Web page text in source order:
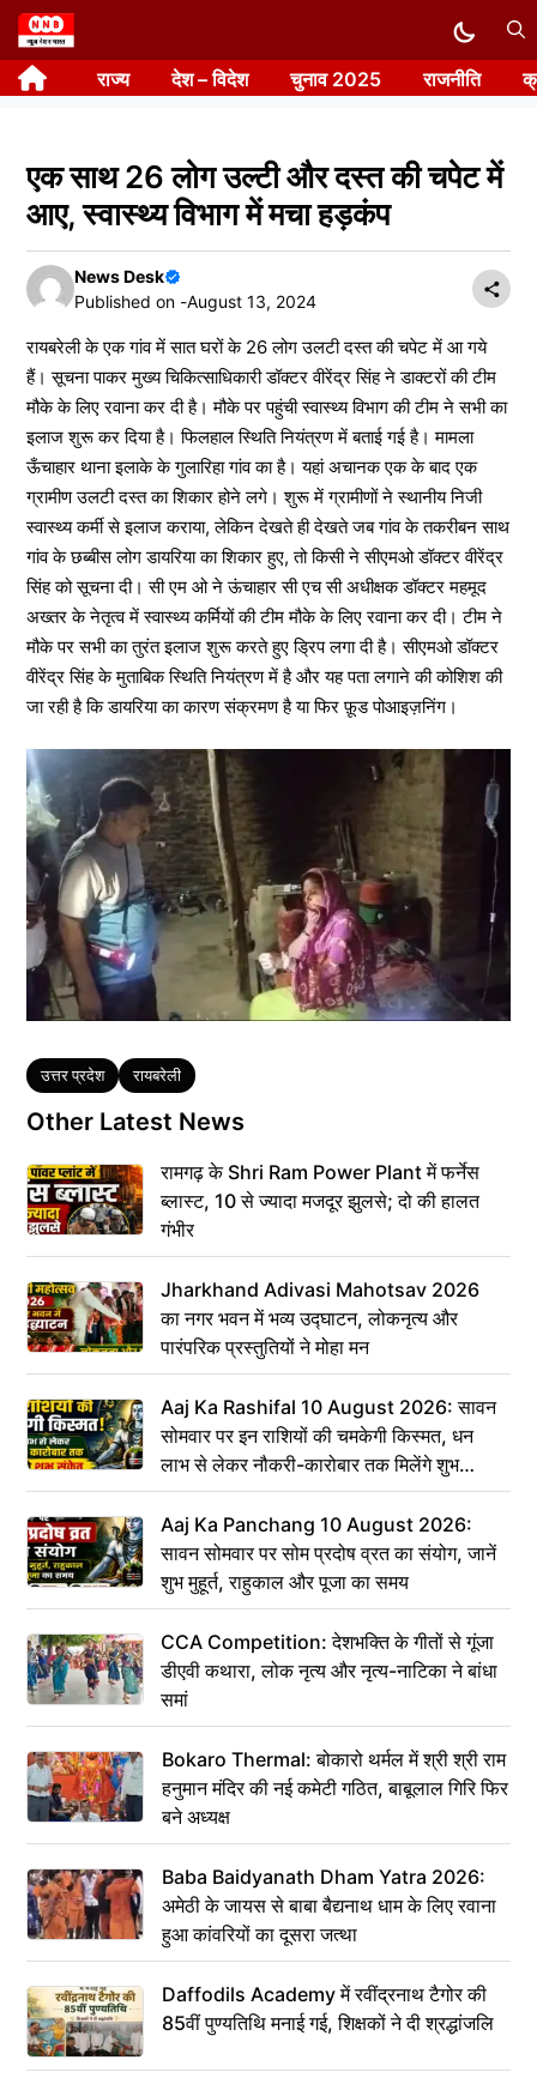
Skip
to
content राज्य देश – विदेश चुनाव 2025 राजनीति
एक साथ 26 लोग उल्टी और दस्त की चपेट में
आए, स्वास्थ्य विभाग में मचा हड़कंप
News Desk
Published on -August 13, 2024
रायबरेली के एक गांव में सात घरों के 26 लोग उलटी दस्त की चपेट में आ गये
हैं। सूचना पाकर मुख्य चिकित्साधिकारी डॉक्टर वीरेंद्र सिंह ने डाक्टरों की टीम
मौके के लिए रवाना कर दी है। मौके पर पहुंची स्वास्थ्य विभाग की टीम ने सभी का
इलाज शुरू कर दिया है। फिलहाल स्थिति नियंत्रण में बताई गई है। मामला
ऊँचाहार थाना इलाके के गुलारिहा गांव का है। यहां अचानक एक के बाद एक
ग्रामीण उलटी दस्त का शिकार होने लगे। शुरू में ग्रामीणों ने स्थानीय निजी
स्वास्थ्य कर्मी से इलाज कराया, लेकिन देखते ही देखते जब गांव के तकरीबन साथ
गांव के छब्बीस लोग डायरिया का शिकार हुए, तो किसी ने सीएमओ डॉक्टर वीरेंद्र
सिंह को सूचना दी। सी एम ओ ने ऊंचाहार सी एच सी अधीक्षक डॉक्टर महमूद
अख्तर के नेतृत्व में स्वास्थ्य कर्मियों की टीम मौके के लिए रवाना कर दी। टीम ने
मौके पर सभी का तुरंत इलाज शुरू करते हुए ड्रिप लगा दी है। सीएमओ डॉक्टर
वीरेंद्र सिंह के मुताबिक स्थिति नियंत्रण में है और यह पता लगाने की कोशिश की
जा रही है कि डायरिया का कारण संक्रमण है या फिर फ़ूड पोआइज़निंग।
Tags
उत्तर प्रदेश रायबरेली
Other Latest News
रामगढ़ के Shri Ram Power Plant में फर्नेस
ब्लास्ट, 10 से ज्यादा मजदूर झुलसे; दो की हालत
गंभीर
Jharkhand Adivasi Mahotsav 2026
का नगर भवन में भव्य उद्घाटन, लोकनृत्य और
पारंपरिक प्रस्तुतियों ने मोहा मन
Aaj Ka Rashifal 10 August 2026: सावन
सोमवार पर इन राशियों की चमकेगी किस्मत, धन
लाभ से लेकर नौकरी-कारोबार तक मिलेंगे शुभ
संकेत
Aaj Ka Panchang 10 August 2026:
सावन सोमवार पर सोम प्रदोष व्रत का संयोग, जानें
शुभ मुहूर्त, राहुकाल और पूजा का समय
CCA Competition: देशभक्ति के गीतों से गूंजा
डीएवी कथारा, लोक नृत्य और नृत्य-नाटिका ने बांधा
समां
Bokaro Thermal: बोकारो थर्मल में श्री श्री राम
हनुमान मंदिर की नई कमेटी गठित, बाबूलाल गिरि फिर
बने अध्यक्ष
Baba Baidyanath Dham Yatra 2026:
अमेठी के जायस से बाबा बैद्यनाथ धाम के लिए रवाना
हुआ कांवरियों का दूसरा जत्था
Daffodils Academy में रवींद्रनाथ टैगोर की
85वीं पुण्यतिथि मनाई गई, शिक्षकों ने दी श्रद्धांजलि